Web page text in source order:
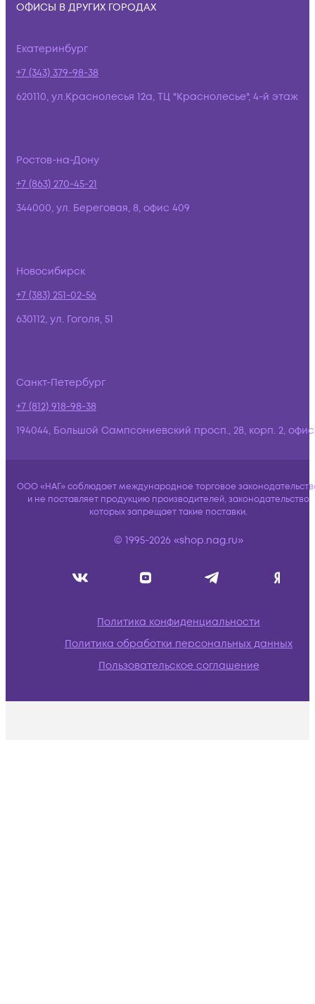
ОФИСЫ В ДРУГИХ ГОРОДАХ
Екатеринбург
+7 (343) 379-98-38
620110, ул.Краснолесья 12а, ТЦ "Краснолесье", 4-й этаж
Ростов-на-Дону
+7 (863) 270-45-21
344000, ул. Береговая, 8, офис 409
Новосибирск
+7 (383) 251-02-56
630112, ул. Гоголя, 51
Санкт-Петербург
+7 (812) 918-98-38
194044, Большой Сампсониевский просп., 28, корп. 2,
ООО «НАГ» соблюдает международное торговое
и не поставляет продукцию производителей, законодательство
которых запрещает такие поставки.
© 1995-2026 «shop.nag.ru»
Политика конфиденциальности
Политика обработки персональных данных
Пользовательское соглашение